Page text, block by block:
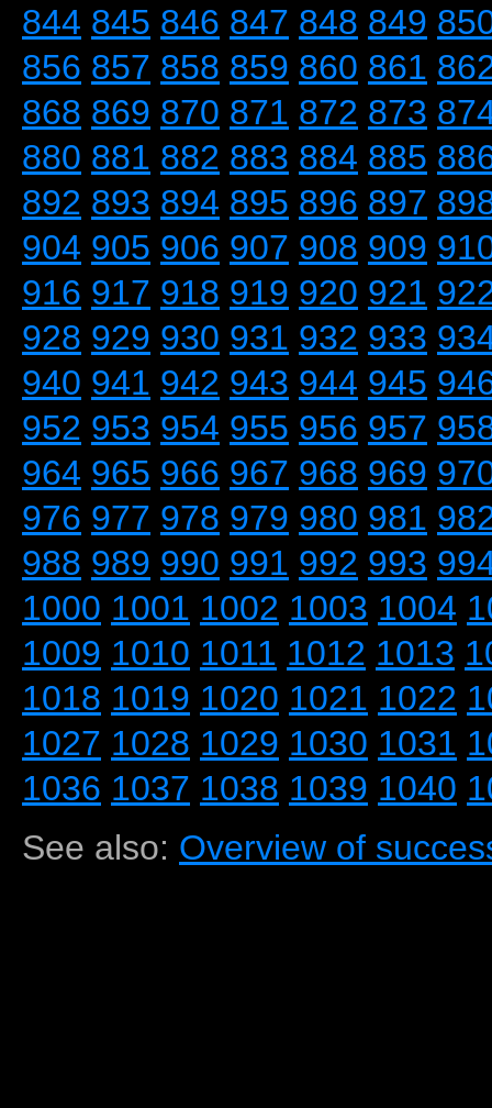
844 845 846 847 848 849
856 857 858 859 860 861
868 869 870 871 872 873
880 881 882 883 884 885
892 893 894 895 896 897
904 905 906 907 908 909
916 917 918 919 920 921
928 929 930 931 932 933
940 941 942 943 944 945
952 953 954 955 956 957
964 965 966 967 968 969
976 977 978 979 980 981
988 989 990 991 992 993
1000 1001 1002 1003 1004
1009 1010 1011 1012 1013
1018 1019 1020 1021 1022
1027 1028 1029 1030 1031
1036 1037 1038 1039 1040
See also: Overview of